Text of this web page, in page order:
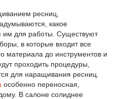
ресниц,
какое
им для работы. Существуют
в которые входит все
материала до инструментов и
проходить процедуры,
для наращивания ресниц.
особенно переносная,
В салоне солиднее